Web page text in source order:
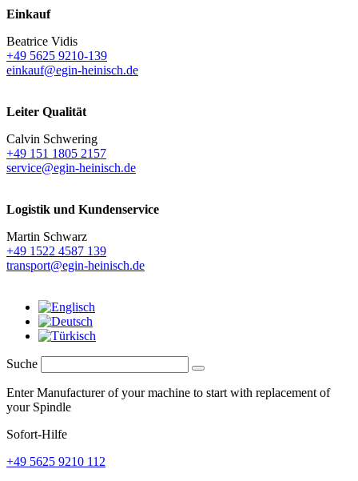
Einkauf
Beatrice Vidis
+49 5625 9210-139
einkauf@egin-heinisch.de
Leiter Qualität
Calvin Schwering
+49 151 1805 2157
service@egin-heinisch.de
Logistik und Kundenservice
Martin Schwarz
+49 1522 4587 139
transport@egin-heinisch.de
Suche
Enter Manufacturer of your machine to start with replacement of
your Spindle
Sofort-Hilfe
+49 5625 9210 112